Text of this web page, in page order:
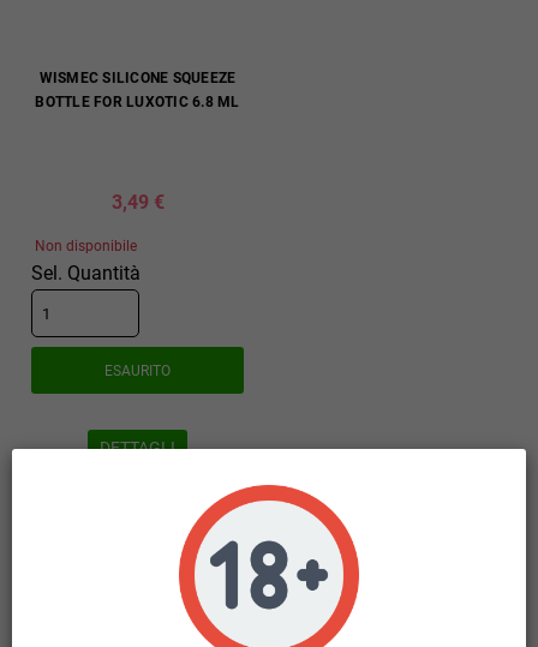
WISMEC SILICONE SQUEEZE
BOTTLE FOR LUXOTIC 6.8 ML
3,49 €
Non disponibile
Sel. Quantità
ESAURITO
DETTAGLI
Visualizzati 1-3 su 3 articoli